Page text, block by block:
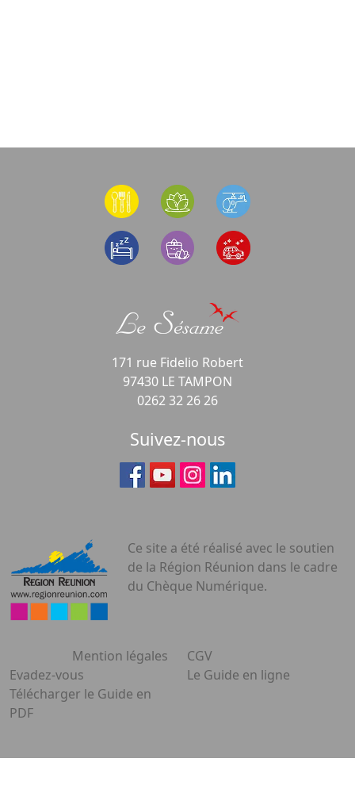
171 rue Fidelio Robert
97430 LE TAMPON
0262 32 26 26
Suivez-nous
Ce site a été réalisé avec le soutien
de la Région Réunion dans le cadre
du Chèque Numérique.
Mention légales
CGV
Evadez-vous
Le Guide en ligne
Télécharger le Guide en
PDF